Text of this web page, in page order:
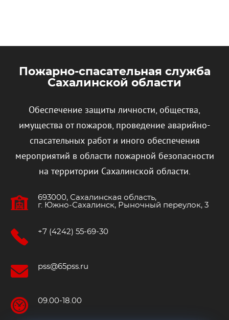
Пожарно-спасательная служба
Сахалинской области
Обеспечение защиты личности, общества,
имущества от пожаров, проведение аварийно-
спасательных работ и иного обеспечения
мероприятий в области пожарной безопасности
на территории Сахалинской области.
693000, Сахалинская область,
г. Южно‐Сахалинск, Рыночный переулок, 3
+7 (4242) 55-69-30
pss@65pss.ru
09.00-18.00